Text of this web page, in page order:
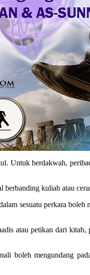
Untuk berdakwah,
kuliah atau
sesuatu perkara
atau petikan dari
boleh mengundang